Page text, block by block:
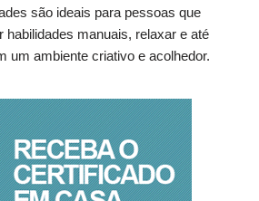
são ideais para pessoas que
habilidades manuais, relaxar e até
um ambiente criativo e acolhedor.